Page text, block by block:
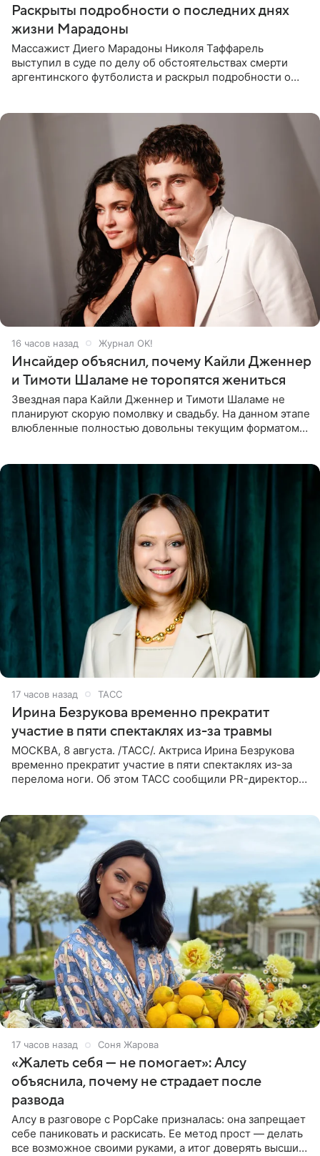
Раскрыты подробности о последних днях
жизни Марадоны
Массажист Диего Марадоны Николя Таффарель
выступил в суде по делу об обстоятельствах смерти
аргентинского футболиста и раскрыл подробности о
16 часов назад Журнал OK!
Инсайдер объяснил, почему Кайли Дженнер
и Тимоти Шаламе не торопятся жениться
Звездная пара Кайли Дженнер и Тимоти Шаламе не
планируют скорую помолвку и свадьбу. На данном этапе
влюбленные полностью довольны текущим форматом
17 часов назад ТАСС
Ирина Безрукова временно прекратит
участие в пяти спектаклях из-за травмы
МОСКВА, 8 августа. /ТАСС/. Актриса Ирина Безрукова
временно прекратит участие в пяти спектаклях из-за
перелома ноги. Об этом ТАСС сообщили PR-директор
17 часов назад Соня Жарова
«Жалеть себя — не помогает»: Алсу
объяснила, почему не страдает после
развода
Алсу в разговоре с PopCake призналась: она запрещает
себе паниковать и раскисать. Ее метод прост — делать
все возможное своими руками, а итог доверять высшим